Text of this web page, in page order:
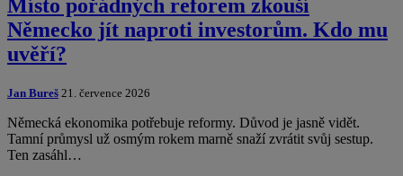
Místo pořádných reforem zkouší
Německo jít naproti investorům. Kdo mu
uvěří?
Jan Bureš 21. července 2026
Německá ekonomika potřebuje reformy. Důvod je jasně vidět.
Tamní průmysl už osmým rokem marně snaží zvrátit svůj sestup.
Ten zasáhl…